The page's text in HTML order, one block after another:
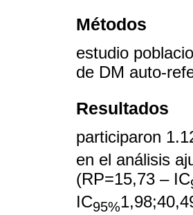
Métodos
estudio
de DM auto-
Resultados
participaron
en el análisis
(RP=15,73 – IC
IC95%